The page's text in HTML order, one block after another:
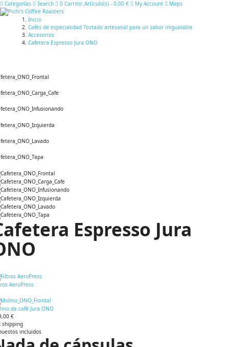
Categorías Search 0 Carrito: Artículo(s) - 0,00 € My Account Maps
Inicio
Cafés de especialidad Tostado artesanal para un sabor inigualable
Accesorios
Cafetera Espresso Jura ONO
Espresso Jura
AeroPress
de café Jura ONO
€
shipping
incluidos